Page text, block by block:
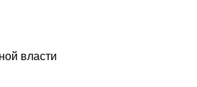
власти